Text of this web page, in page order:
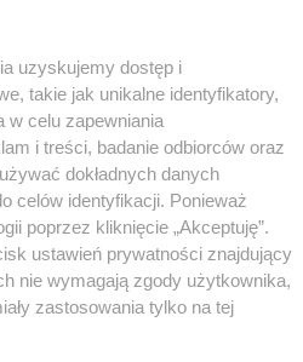
uzyskujemy dostęp i
takie jak unikalne identyfikatory,
w celu zapewniania
i treści, badanie odbiorców oraz
dokładnych danych
celów identyfikacji. Ponieważ
poprzez kliknięcie „Akceptuję”.
ustawień prywatności znajdujący
nie wymagają zgody użytkownika,
zastosowania tylko na tej